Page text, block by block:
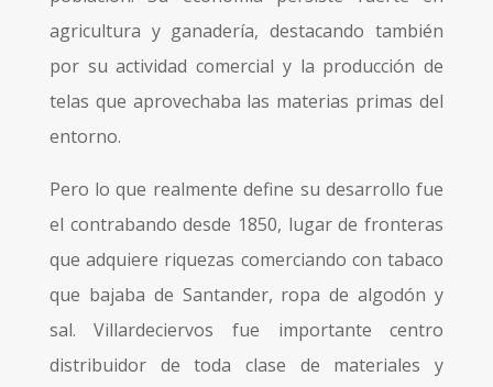
agricultura y ganadería, destacando también
por su actividad comercial y la producción de
telas que aprovechaba las materias primas del
entorno.
Pero lo que realmente define su desarrollo fue
el contrabando desde 1850, lugar de fronteras
que adquiere riquezas comerciando con tabaco
que bajaba de Santander, ropa de algodón y
sal. Villardeciervos fue importante centro
distribuidor de toda clase de materiales y